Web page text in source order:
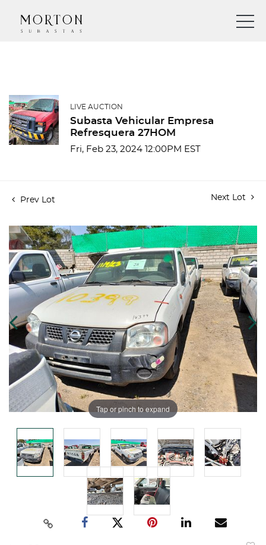
LIVE AUCTION
Subasta Vehicular Empresa
Refresquera 27HOM
Fri, Feb 23, 2024 12:00PM EST
Prev Lot Next Lot
Tap or pinch to expand